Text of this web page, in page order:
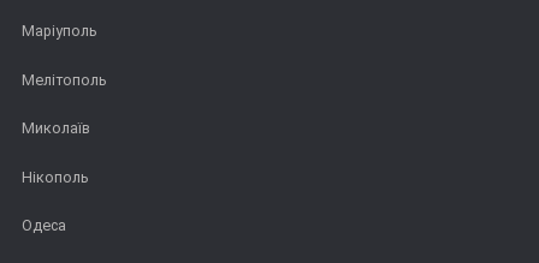
Маріуполь
Мелітополь
Миколаїв
Нікополь
Одеса